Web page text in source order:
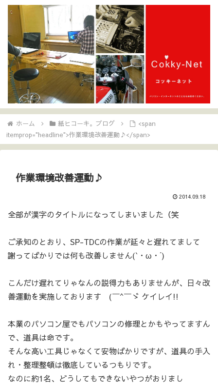
ホーム 紙ヒコーキ。ブログ
<span
itemprop="headline">作業環境改善運動♪</span>
作業環境改善運動♪
2014.09.18
全部が漢字のタイトルになってしまいました（笑
ご承知のとおり、SP-TDCの作業が延々と遅れてまして
謝ってばかりでは何も改善しません(`・ω・´)
こんだけ遅れてりゃなんの説得力もありませんが、日々改
善運動を実施しております (￣^￣ゞ ケイレイ!!
本業のパソコン屋でもパソコンの修理とかもやってますん
で、道具は命です。
そんな高い工具じゃなくて安物ばかりですが、道具の手入
れ・整理整頓は徹底しているつもりです。
なのに約1名、どうしてもできないやつがおりまし